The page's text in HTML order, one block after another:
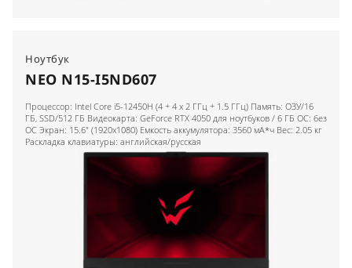
Ноутбук
NEO N15-I5ND607
Процессор: Intel Core i5-12450H (4 + 4 x 2 ГГц + 1.5 ГГц) Память: ОЗУ/16
ГБ, SSD/512 ГБ Видеокарта: GeForce RTX 4050 для ноутбуков / 6 ГБ ОС: без
ОС Экран: 15.6" (1920x1080) Емкость аккумулятора: 3560 мА*ч Вес: 2.05 кг
Раскладка клавиатуры: английская/русская